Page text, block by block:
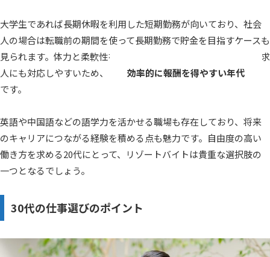
大学生であれば長期休暇を利用した短期勤務が向いており、社会
人の場合は転職前の期間を使って長期勤務で貯金を目指すケースも
見られます。体力と柔軟性を兼ね備えた時期でもあり、繁忙期の求
人にも対応しやすいため、
効率的に報酬を得やすい年代
です。
英語や中国語などの語学力を活かせる職場も存在しており、将来
のキャリアにつながる経験を積める点も魅力です。自由度の高い
働き方を求める20代にとって、リゾートバイトは貴重な選択肢の
一つとなるでしょう。
30代の仕事選びのポイント